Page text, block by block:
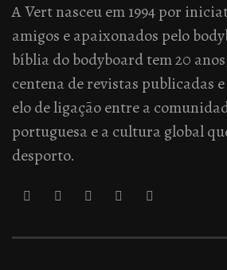
A Vert nasceu em 1994 por
amigos e apaixonados pelo
bíblia do bodyboard tem 20
centena de revistas publicadas
elo de ligação entre a
portuguesa e a cultura global
desporto.